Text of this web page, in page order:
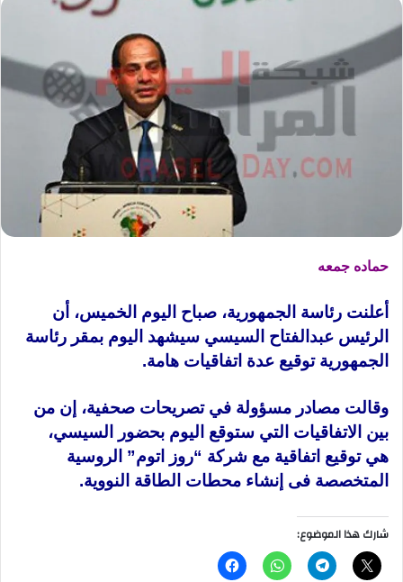
حماده جمعه
أعلنت رئاسة الجمهورية، صباح اليوم الخميس، أن
الرئيس عبدالفتاح السيسي سيشهد اليوم بمقر رئاسة
الجمهورية توقيع عدة اتفاقيات هامة.
وقالت مصادر مسؤولة في تصريحات صحفية، إن من
بين الاتفاقيات التي ستوقع اليوم بحضور السيسي،
هي توقيع اتفاقية مع شركة “روز اتوم” الروسية
المتخصصة فى إنشاء محطات الطاقة النووية.
شارك هذا الموضوع: